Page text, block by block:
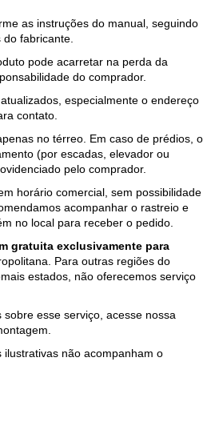
as instruções do manual, seguindo
fabricante.
pode acarretar na perda da
do comprador.
especialmente o endereço
contato.
no térreo. Em caso de prédios, o
(por escadas, elevador ou
pelo comprador.
horário comercial, sem possibilidade
acompanhar o rastreio e
no local para receber o pedido.
gratuita exclusivamente para
Para outras regiões do
estados, não oferecemos serviço
sobre esse serviço, acesse nossa
ilustrativas não acompanham o